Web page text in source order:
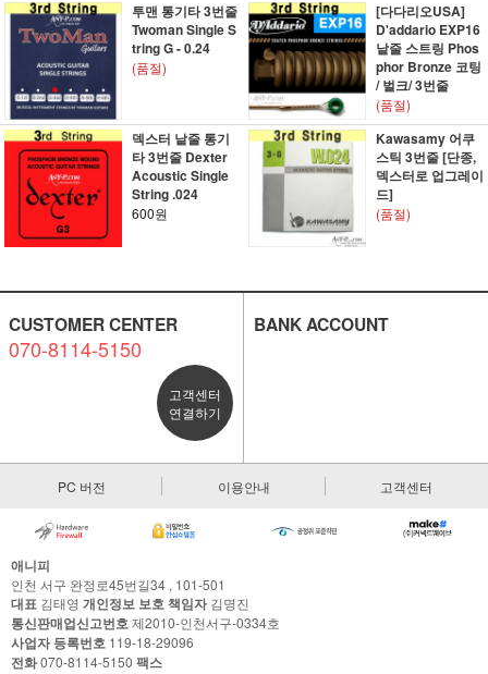
투맨 통기타 3번줄
Twoman Single S
tring G - 0.24
(품절)
[다다리오USA]
D'addario EXP16
낱줄 스트링 Phos
phor Bronze 코팅
/ 벌크/ 3번줄
(품절)
덱스터 낱줄 통기
타 3번줄 Dexter
Acoustic Single
String .024
600원
Kawasamy 어쿠
스틱 3번줄 [단종,
덱스터로 업그레이
드]
(품절)
CUSTOMER CENTER
070-8114-5150
고객센터
연결하기
BANK ACCOUNT
PC 버전 이용안내 고객센터
애니피
인천 서구 완정로45번길34 , 101-501
대표 김태영 개인정보 보호 책임자김명진
통신판매업신고번호제2010-인천서구-0334호
사업자 등록번호 119-18-29096
전화070-8114-5150 팩스